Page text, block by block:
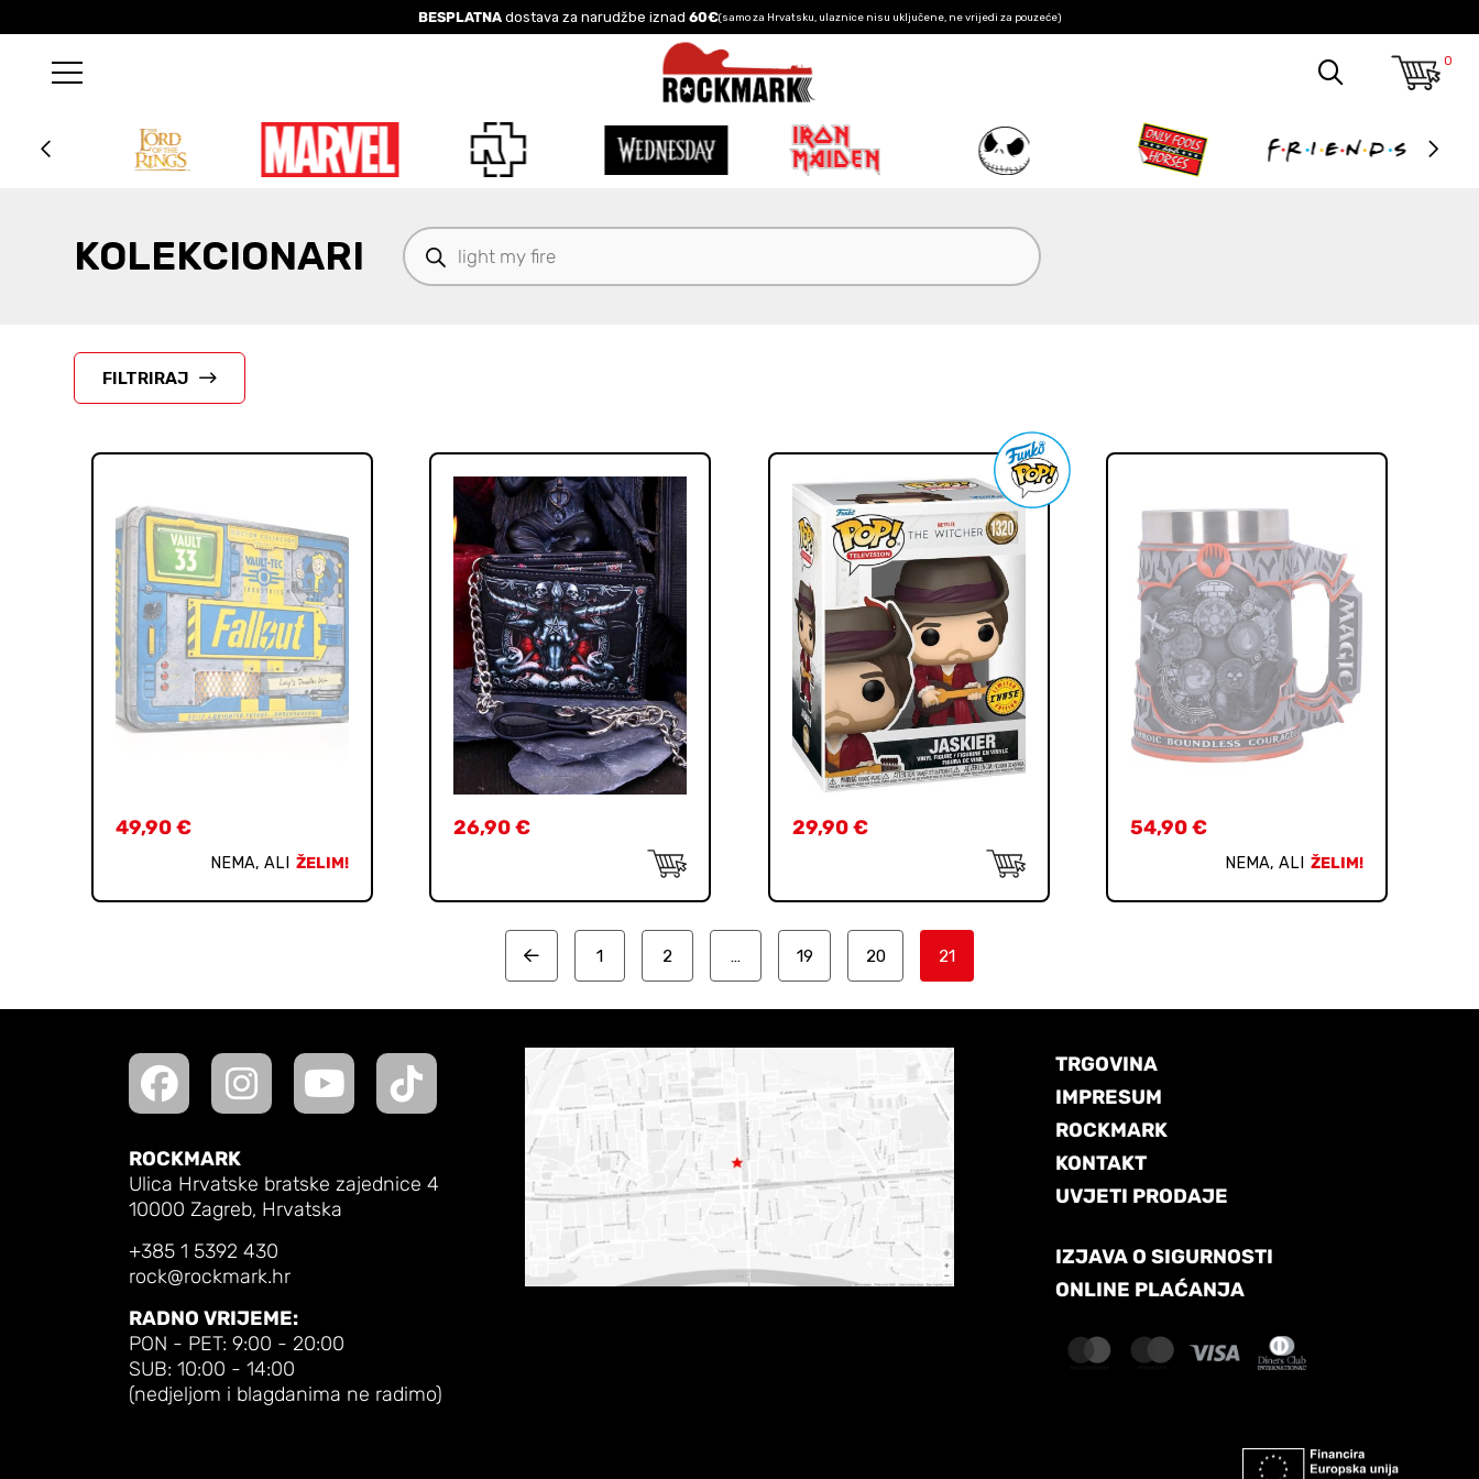
BESPLATNAdostava za narudžbe iznad 60€(samo za Hrvatsku, ulaznice nisu uključene, ne vrijedi za pouzeće)
0
KOLEKCIONARI
Products
search
FILTRIRAJ
49,90€
NEMA, ALI ŽELIM!
26,90€ 29,90€ 54,90€
NEMA, ALI ŽELIM!
Prev 1 2 … 19 20 21
ROCKMARK
Ulica Hrvatske bratske zajednice 4
10000 Zagreb, Hrvatska
+385 1 5392 430
rock@rockmark.hr
RADNO VRIJEME:
PON - PET: 9:00 - 20:00
SUB: 10:00 - 14:00
(nedjeljom i blagdanima ne radimo)
TRGOVINA
IMPRESUM
ROCKMARK
KONTAKT
UVJETI PRODAJE
IZJAVA O SIGURNOSTI
ONLINE PLAĆANJA